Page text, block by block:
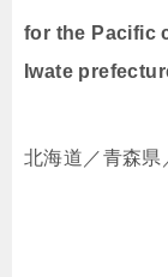
for the Pacific
Iwate
北海道／青森県